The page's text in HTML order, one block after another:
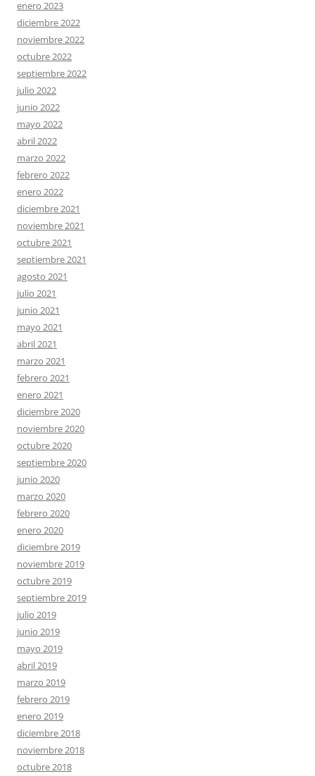
enero 2023
diciembre 2022
noviembre 2022
octubre 2022
septiembre 2022
julio 2022
junio 2022
mayo 2022
abril 2022
marzo 2022
febrero 2022
enero 2022
diciembre 2021
noviembre 2021
octubre 2021
septiembre 2021
agosto 2021
julio 2021
junio 2021
mayo 2021
abril 2021
marzo 2021
febrero 2021
enero 2021
diciembre 2020
noviembre 2020
octubre 2020
septiembre 2020
junio 2020
marzo 2020
febrero 2020
enero 2020
diciembre 2019
noviembre 2019
octubre 2019
septiembre 2019
julio 2019
junio 2019
mayo 2019
abril 2019
marzo 2019
febrero 2019
enero 2019
diciembre 2018
noviembre 2018
octubre 2018